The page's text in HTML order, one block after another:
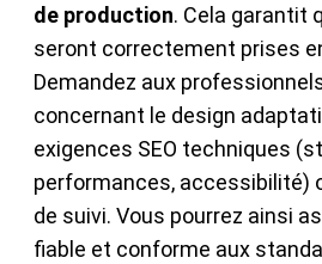
de production. Cela garantit
seront correctement prises
Demandez aux
concernant le design
exigences SEO techniques
performances, accessibilité)
de suivi. Vous pourrez ainsi
fiable et conforme aux